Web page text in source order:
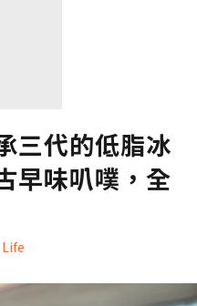
三代的低脂冰
早味叭噗，全